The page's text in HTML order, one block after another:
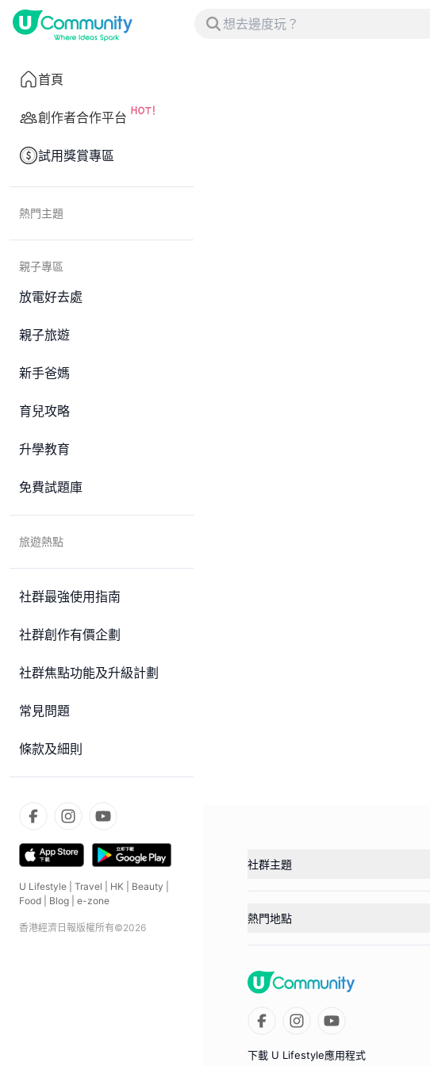
首頁
創作者合作平台
試用獎賞專區
熱門主題
親子專區
放電好去處
親子旅遊
新手爸媽
育兒攻略
升學教育
免費試題庫
旅遊熱點
社群最強使用指南
社群創作有價企劃
社群焦點功能及升級計劃
常見問題
條款及細則
U Lifestyle Travel HK Beauty
Food
Blog e-zone
香港經濟日報版權所有©2026
社群主題
熱門地點
下載 U Lifestyle應用程式